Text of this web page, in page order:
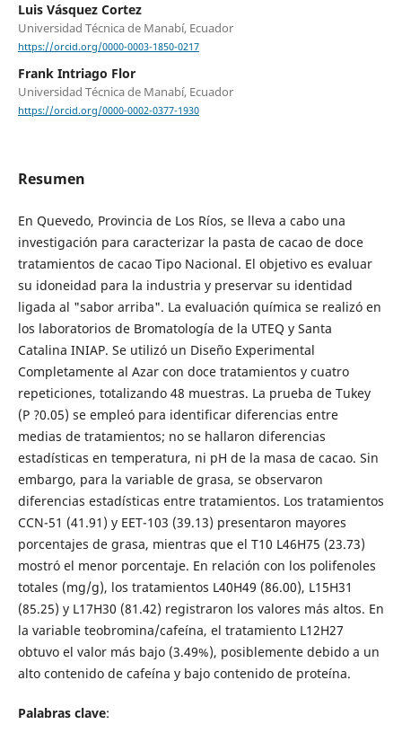
Luis Vásquez Cortez
Universidad Técnica de Manabí, Ecuador
https://orcid.org/0000-0003-1850-0217
Frank Intriago Flor
Universidad Técnica de Manabí, Ecuador
https://orcid.org/0000-0002-0377-1930
Resumen
En Quevedo, Provincia de Los Ríos, se lleva a cabo una
investigación para caracterizar la pasta de cacao de doce
tratamientos de cacao Tipo Nacional. El objetivo es evaluar
su idoneidad para la industria y preservar su identidad
ligada al "sabor arriba". La evaluación química se realizó en
los laboratorios de Bromatología de la UTEQ y Santa
Catalina INIAP. Se utilizó un Diseño Experimental
Completamente al Azar con doce tratamientos y cuatro
repeticiones, totalizando 48 muestras. La prueba de Tukey
(P ?0.05) se empleó para identificar diferencias entre
medias de tratamientos; no se hallaron diferencias
estadísticas en temperatura, ni pH de la masa de cacao. Sin
embargo, para la variable de grasa, se observaron
diferencias estadísticas entre tratamientos. Los tratamientos
CCN-51 (41.91) y EET-103 (39.13) presentaron mayores
porcentajes de grasa, mientras que el T10 L46H75 (23.73)
mostró el menor porcentaje. En relación con los polifenoles
totales (mg/g), los tratamientos L40H49 (86.00), L15H31
(85.25) y L17H30 (81.42) registraron los valores más altos. En
la variable teobromina/cafeína, el tratamiento L12H27
obtuvo el valor más bajo (3.49%), posiblemente debido a un
alto contenido de cafeína y bajo contenido de proteína.
Palabras clave: